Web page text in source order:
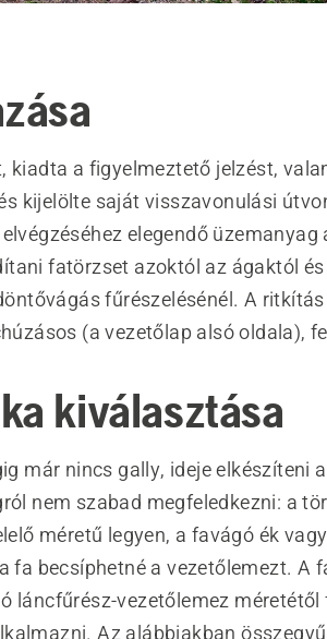
a figyelmeztető jelzést,
kijelölte saját visszavonulási
elegendő üzemanyag
fatörzset azoktól az ágaktól
fűrészelésénél. A ritkítás
(a vezetőlap alsó oldala),
kiválasztása
már nincs gally, ideje elkészíteni
nem szabad megfeledkezni: a
méretű legyen, a favágó ék
fa becsíphetné a vezetőlemezt. A
láncfűrész-vezetőlemez méretétől
Az alábbiakban